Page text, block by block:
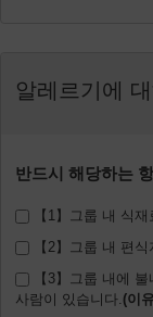
알레르기에
반드시 해당하는
【1】그룹 내 식
【2】그룹 내 편
【3】그룹 내에
사람이 있습니다.